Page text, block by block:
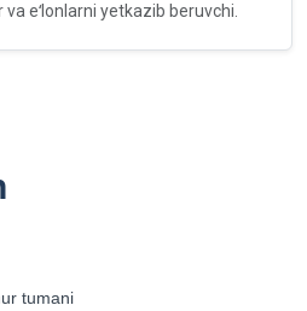
eʻlonlarni yetkazib beruvchi.
tumani